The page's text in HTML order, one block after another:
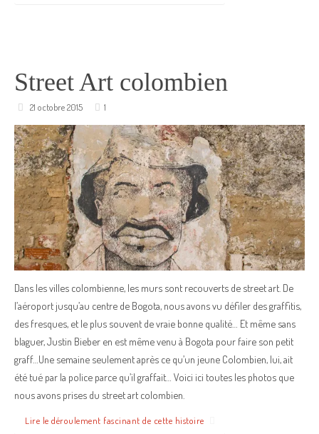
Street Art colombien
21 octobre 2015 1
Dans les villes colombienne, les murs sont recouverts de street art. De
l’aéroport jusqu’au centre de Bogota, nous avons vu défiler des graffitis,
des fresques, et le plus souvent de vraie bonne qualité… Et même sans
blaguer, Justin Bieber en est même venu à Bogota pour faire son petit
graff…Une semaine seulement après ce qu’un jeune Colombien, lui, ait
été tué par la police parce qu’il graffait… Voici ici toutes les photos que
nous avons prises du street art colombien.
Lire le déroulement fascinant de cette histoire